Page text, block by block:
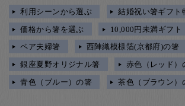
利用シーンから選ぶ
結婚祝い箸ギフト
価格から箸を選ぶ
10,000円未満ギフト
ペア夫婦箸
西陣織模様箔(京都府)の箸
銀座夏野オリジナル箸
赤色（レッド）
青色（ブルー）の箸
茶色（ブラウン）